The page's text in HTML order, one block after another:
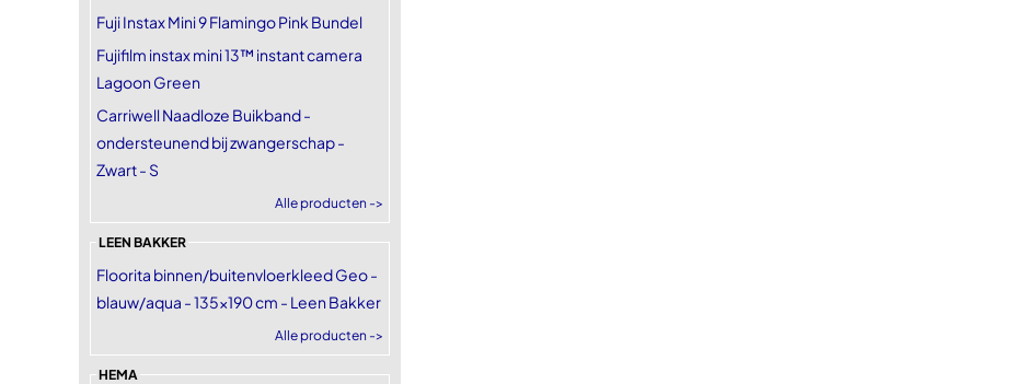
Fuji Instax Mini 9 Flamingo Pink Bundel
Fujifilm instax mini 13™ instant camera
Lagoon Green
Carriwell Naadloze Buikband -
ondersteunend bij zwangerschap -
Zwart - S
Alle producten ->
LEEN BAKKER
Floorita binnen/buitenvloerkleed Geo -
blauw/aqua - 135x190 cm - Leen Bakker
Alle producten ->
HEMA